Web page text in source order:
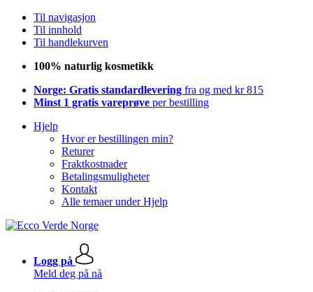
Til navigasjon
Til innhold
Til handlekurven
100% naturlig kosmetikk
Norge: Gratis standardlevering fra og med kr 815
Minst 1 gratis vareprøve per bestilling
Hjelp
Hvor er bestillingen min?
Returer
Fraktkostnader
Betalingsmuligheter
Kontakt
Alle temaer under Hjelp
Logg på
Meld deg på nå